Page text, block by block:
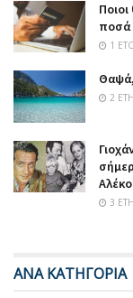
ποσά
1
Θαψά,
2
3
ΑΝΑ ΚΑΤΗΓΟΡΙΑ